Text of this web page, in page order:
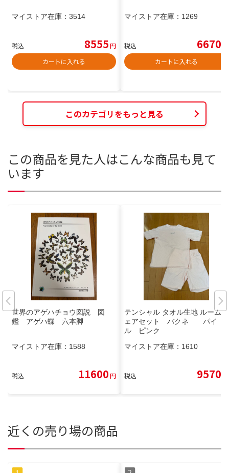
マイストア在庫： 3514
税込 8555円
カートに入れる
マイストア在庫： 1269
税込 6670
カートに入れる
このカテゴリをもっと見る
この商品を見た人はこんな商品も見て
います
世界のアゲハチョウ図説 図
鑑 アゲハ蝶 六本脚
マイストア在庫： 1588
税込 11600円
テンシャル タオル生地 ルームウ
ェアセット バクネ パイ
ル ピンク
マイストア在庫： 1610
税込 9570
近くの売り場の商品